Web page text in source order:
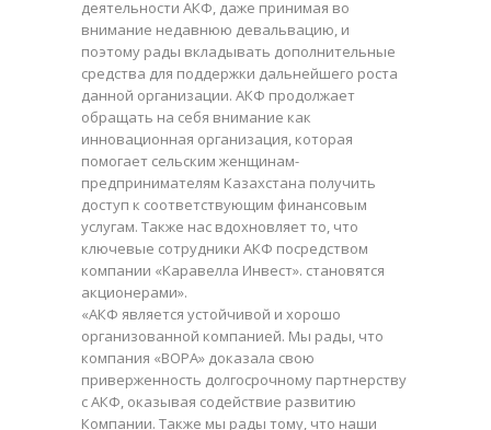
деятельности АКФ, даже принимая во
внимание недавнюю девальвацию, и
поэтому рады вкладывать дополнительные
средства для поддержки дальнейшего роста
данной организации. АКФ продолжает
обращать на себя внимание как
инновационная организация, которая
помогает сельским женщинам-
предпринимателям Казахстана получить
доступ к соответствующим финансовым
услугам. Также нас вдохновляет то, что
ключевые сотрудники АКФ посредством
компании «Kаравелла Инвест». становятся
акционерами».
«АКФ является устойчивой и хорошо
организованной компанией. Мы рады, что
компания «BOPA» доказала свою
приверженность долгосрочному партнерству
с АКФ, оказывая содействие развитию
Компании. Также мы рады тому, что наши